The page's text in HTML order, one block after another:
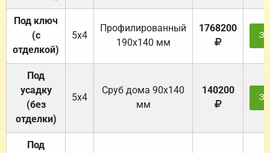
Под ключ
(с
отделкой)
5х4
Профилированный
190х140 мм
1768200
Под
усадку
(без
отделки)
5х4
Cруб дома 90x140
мм
140200
Под